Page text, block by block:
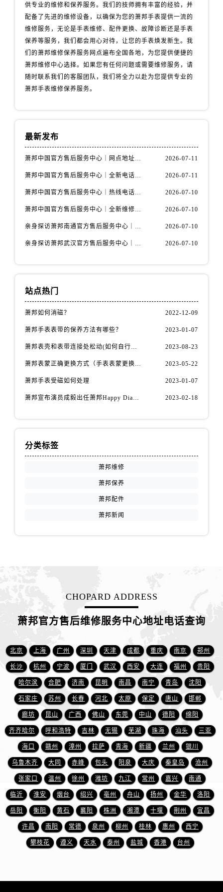
北京市东城区东长安街1号王府井东方广场W3座6层602室萧邦售后服务中心（需提前预约）
内蒙古自治区包头市青山区幸福路甲3号王府井百货名表维修萧邦售后服务中心（需提前预约）
安徽省蚌埠市蚌山区淮河路萧邦售后服务中心（需提前预约）
安徽省淮南市田家庵区国庆中路萧邦售后服务中心（需提前预约）
安徽省六安市金安区解放中路萧邦售后服务中心（需提前预约）
安徽省马鞍山市雨山区湖南西路萧邦售后服务中心（需提前预约）
安徽省宿州市埇桥区人民中路萧邦售后服务中心（需提前预约）
安徽省铜陵市铜官区石城大道萧邦售后服务中心（需提前预约）
安徽省芜湖市镜湖区中山路步行街萧邦售后服务中心（需提前预约）
安徽省宣城市宣州区叠嶂西路萧邦售后服务中心（需提前预约）
福建省龙岩市新罗区九一南路萧邦售后服务中心（需提前预约）
福建省南平市建阳区人民西路萧邦售后服务中心（需提前预约）
福建省宁德市蕉城区天湖东路萧邦售后服务中心（需提前预约）
福建省莆田市城厢区霞林街道荔华东大道萧邦售后服务中心（需提前预约）
福建省三明市三元区东乾二路萧邦售后服务中心（需提前预约）
福建省漳州市龙文区步港路萧邦售后服务中心（需提前预约）
江苏省常州市新北区龙锦路1590号现代传媒中心5号楼10层1008室萧邦售后服务中心（需提前预约）
江苏省淮安市清江浦区淮海北路萧邦售后服务中心（需提前预约）
供专业的维修和保养服务。我们的技师拥有丰富的经验，并
配备了先进的维修设备，以确保为您的萧邦手表提供一流的
维修服务，无论是手表维修、配件更换、故障诊断还是手表
保养等服务，我们都会用心对待，让您的手表焕发新生。我
们的萧邦维修保养服务网点遍布全国各地，为您提供便捷的
萧邦维修中心选择。如果您有任何问题或需要维修服务，请
随时联系我们的客服团队，我们将全力以赴为您提供专业的
萧邦手表维修保养服务。
最新发布
萧邦中国官方售后服务中心｜网点地址与客服电话权威信息通知（2026年7月最新） 2026-07-11
萧邦中国官方售后服务中心｜全新电话和网点地址权威信息通知（2026年7月最新） 2026-07-11
萧邦中国官方售后服务中心｜热线电话与门店地址权威信息通知（2026年7月最新） 2026-07-10
萧邦中国官方售后服务中心｜全新维修地址与售后热线权威信息通告（2026年7月最新） 2026-07-10
亲身探访萧邦南通官方售后服务中心｜服务热线与门店详细地址（2026年7月最新） 2026-07-10
亲身探访萧邦武汉官方售后服务中心｜服务热线与门店详细地址（2026年7月最新） 2026-07-10
站点热门
萧邦如何消磁？ 2022-12-09
萧邦手表表带的保养方法有哪些？ 2023-01-07
萧邦表壳和表带连接处松动(如何自行修复) 2023-08-23
萧邦表蒙正确更换方式（手表表蒙更换知识） 2023-05-22
萧邦手表受磁如何处理 2023-01-07
萧邦宣布演员成毅出任萧邦Happy Diamonds系列品牌大使 2023-02-18
分类标签
萧邦维修
萧邦保养
萧邦配件
萧邦新闻
CHOPARD ADDRESS
萧邦官方售后维修服务中心地址电话查询
北京 上海 广州 深圳 天津 成都 重庆 南京 郑州
长沙 杭州 宁波 厦门 武汉 西安 大连 福州 贵阳
哈尔滨 合肥 济南 昆明 南昌 南宁 青岛 沈阳
石家庄 苏州 长春 河北 太原 保定 唐山 邯郸
廊坊 昆山 广西 佛山 东莞 中山 德阳 绵阳
齐齐哈尔 呼和浩特 吉林 无锡 芜湖 珠海 汕头 三亚
海口 赣州 漳州 拉萨 青海 新疆 兰州 银川
乌鲁木齐 大同 赤峰 包头 阳泉 大庆 秦皇岛 沧州
张家口 温州 徐州 潍坊 九江 常州 嘉兴 南通
临沂 淮安 烟台 绍兴 亳州 舟山 扬州 金华 洛阳
岳阳 衡阳 黄石 襄阳 株洲 湘潭 十堰 荆州 宜昌
许昌 南阳 常德 泉州 柳州 桂林 惠州 西宁
攀枝花 遵义 天水 泰州 盐城 香港 台州